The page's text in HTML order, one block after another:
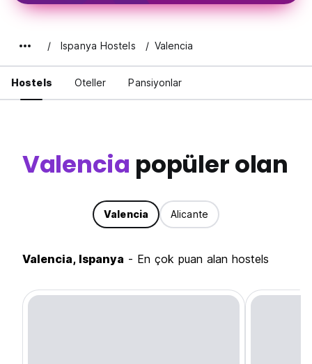
Ispanya Hostels Valencia
Hostels Oteller Pansiyonlar
Valencia popüler olan
Valencia Alicante
Valencia, Ispanya - En çok puan alan hostels